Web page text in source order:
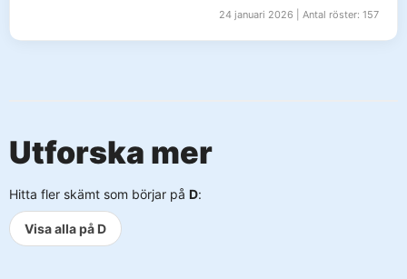
24 januari 2026 | Antal röster: 157
Utforska mer
Hitta fler skämt som börjar på D:
Visa alla på D